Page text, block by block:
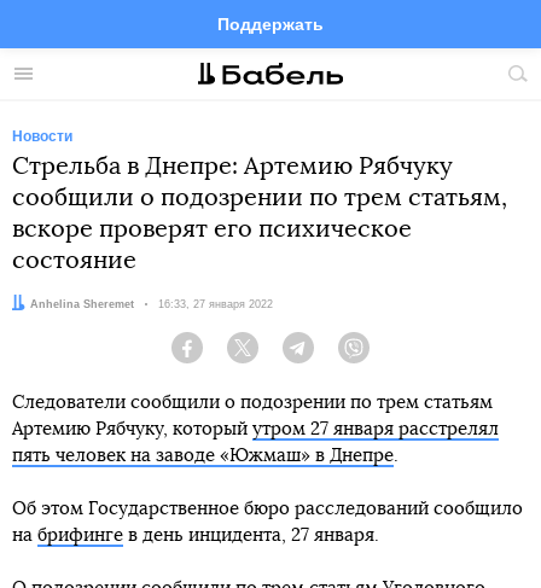
Меню
Поддержать
FacebookTelegramTwitter
Новости
Стрельба в Днепре: Артемию Рябчуку
сообщили о подозрении по трем статьям,
вскоре проверят его психическое
состояние
Автор:
Anhelina Sheremet Дата:
16:33, 27 января 2022
Facebook Twitter Telegram
Следователи сообщили о подозрении по трем статьям
Артемию Рябчуку, который утром 27 января расстрелял
пять человек на заводе «Южмаш» в Днепре.
Об этом Государственное бюро расследований сообщило
на брифинге в день инцидента, 27 января.